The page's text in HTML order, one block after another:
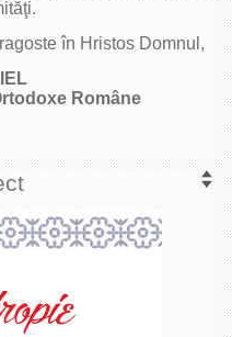
în Hristos Domnul,
Române